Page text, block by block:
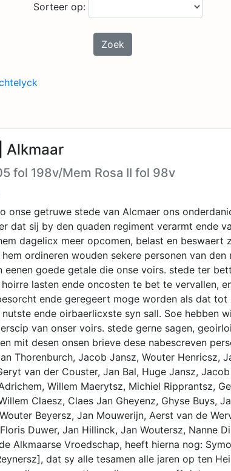
Sorteer op:
Zoek
Alkmaar
fol 198v/Mem Rosa II fol 98v
onse getruwe stede van Alcmaer ons
dat sij by den quaden regiment verarmt ende
dagelicx meer opcomen, belast en beswaert
ordineren wouden sekere personen van den
eenen goede getale die onse voirs. stede ter
lasten ende oncosten te bet te vervallen,
ende geregeert moge worden als dat tot
ende oirbaerlicxste syn sall. Soe hebben
van onser voirs. stede gerne sagen,
mit desen onsen brieve dese nabescreven
Thorenburch, Jacob Jansz, Wouter Henricsz,
van der Couster, Jan Bal, Huge Jansz,
Willem Maerytsz, Michiel Ripprantsz,
Claesz, Claes Jan Gheyenz, Ghyse Buys,
Beyersz, Jan Mouwerijn, Aerst van de
Duwer, Jan Hillinck, Jan Woutersz, Nanne
Alkmaarse Vroedschap, heeft hierna nog:
dat sy alle tesamen alle jaren op ten